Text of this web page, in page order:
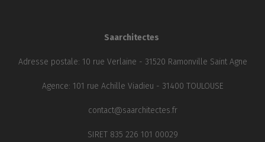
Saarchitectes
Adresse postale: 10 rue Verlaine - 31520 Ramonville Saint Agne
Agence: 101 rue Achille Viadieu - 31400 TOULOUSE
contact@saarchitectes.fr
SIRET 835 226 101 00029